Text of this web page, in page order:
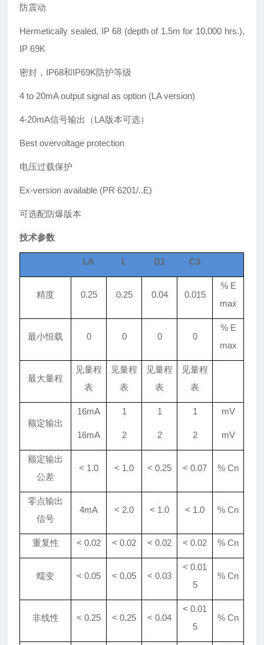
防震动
Hermetically sealed, IP 68 (depth of 1.5m for 10,000 hrs.),
IP 69K
密封，IP68和IP69K防护等级
4 to 20mA output signal as option (LA version)
4-20mA信号输出（LA版本可选）
Best overvoltage protection
电压过载保护
Ex-version available (PR 6201/..E)
可选配防爆版本
技术参数
LA L D1 C3
精度 0.25 0.25 0.04 0.015
% E
max
最小恒载 0 0 0 0
% E
max
最大量程
见量程
表
见量程
表
见量程
表
见量程
表
额定输出
16mA
16mA
1
2
1
2
1
2
mV
mV
额定输出
公差
< 1.0 < 1.0 <0.25 <0.07 % Cn
零点输出
信号
4mA < 2.0 < 1.0 < 1.0 % Cn
重复性 < 0.02 < 0.02 < 0.02 < 0.02 % Cn
蠕变 < 0.05 < 0.05 < 0.03
< 0.01
5
% Cn
非线性 < 0.25 < 0.25 < 0.04
< 0.01
5
% Cn